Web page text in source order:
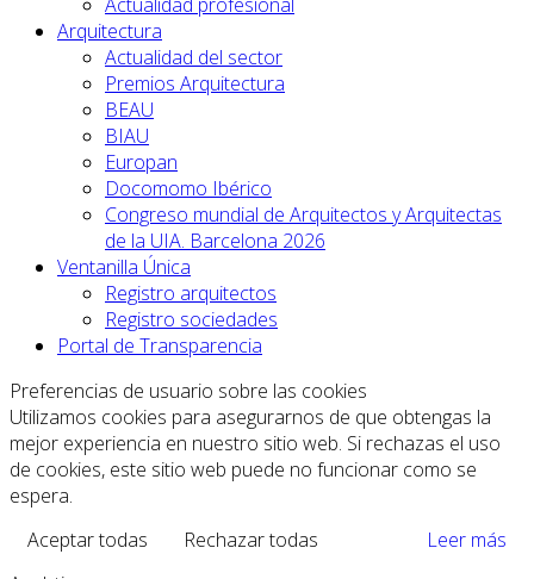
Arquitectura
Actualidad del sector
Premios Arquitectura
BEAU
BIAU
Europan
Docomomo Ibérico
Congreso mundial de Arquitectos y Arquitectas
de la UIA. Barcelona 2026
Ventanilla Única
Registro arquitectos
Registro sociedades
Portal de Transparencia
Preferencias de usuario sobre las cookies
Utilizamos cookies para asegurarnos de que obtengas la
mejor experiencia en nuestro sitio web. Si rechazas el uso
de cookies, este sitio web puede no funcionar como se
espera.
Aceptar todas
Rechazar todas
Leer más